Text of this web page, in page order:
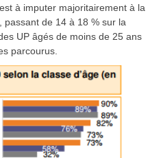
à imputer majoritairement à la
passant de 14 à 18 % sur la
UP âgés de moins de 25 ans
parcourus.